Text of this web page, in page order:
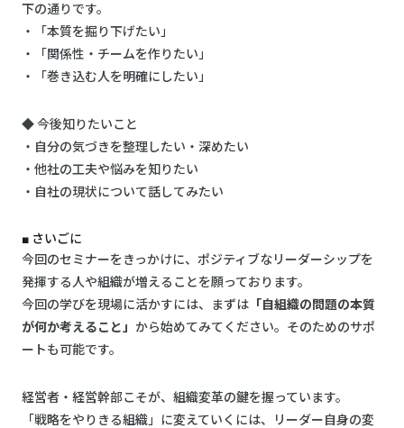
下の通りです。
・「本質を掘り下げたい」
・「関係性・チームを作りたい」
・「巻き込む人を明確にしたい」
◆ 今後知りたいこと
・自分の気づきを整理したい・深めたい
・他社の工夫や悩みを知りたい
・自社の現状について話してみたい
■ さいごに
今回のセミナーをきっかけに、ポジティブなリーダーシップを
発揮する人や組織が増えることを願っております。
今回の学びを現場に活かすには、まずは「自組織の問題の本質
が何か考えること」 から始めてみてください。そのためのサポ
ートも可能です。
経営者・経営幹部こそが、組織変革の鍵を握っています。
「戦略をやりきる組織」に変えていくには、リーダー自身の変